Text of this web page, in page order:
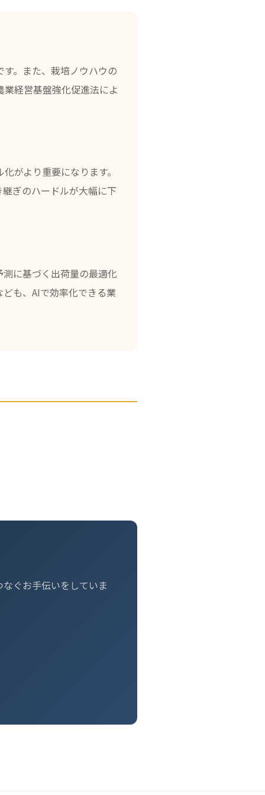
。また、栽培ノウハウの
経営基盤強化促進法によ
がより重要になります。
ぎのハードルが大幅に下
に基づく出荷量の最適化
も、AIで効率化できる業
ぐお手伝いをしていま